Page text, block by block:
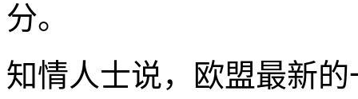
分。
知情人士说，欧盟最新